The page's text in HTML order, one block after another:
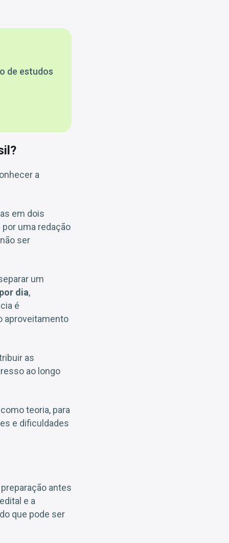
de estudos
a
em dois
uma redação
ser
um
dia,
é
aproveitamento
as
ao longo
teoria, para
e dificuldades
antes
e a
que pode ser